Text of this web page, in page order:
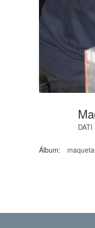
DATI
Álbum: